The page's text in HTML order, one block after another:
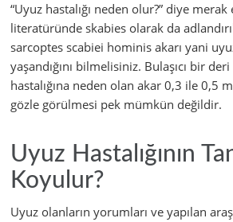
“Uyuz hastalığı neden olur?” diye merak
literatüründe skabies olarak da
sarcoptes scabiei hominis akarı yani
yaşandığını bilmelisiniz. Bulaşıcı bir
hastalığına neden olan akar 0,3 ile 0,5
gözle görülmesi pek mümkün değildir.
Uyuz Hastalığının
Koyulur?
Uyuz olanların yorumları ve yapılan